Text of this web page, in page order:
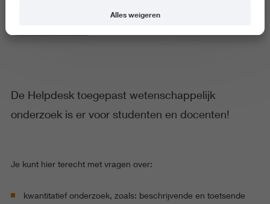
De Helpdesk toegepast wetenschappelijk
onderzoek is er voor studenten en docenten!
Je kunt hier terecht met vragen over:
kwantitatief onderzoek, zoals: beschrijvende en toetsende
Alles weigeren